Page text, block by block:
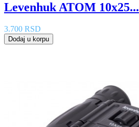
Levenhuk ATOM 10x25...
3.700 RSD
Dodaj u korpu